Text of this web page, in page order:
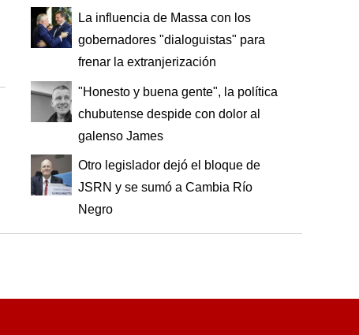
La influencia de Massa con los
gobernadores "dialoguistas" para
frenar la extranjerización
"Honesto y buena gente", la política
chubutense despide con dolor al
galenso James
Otro legislador dejó el bloque de
JSRN y se sumó a Cambia Río
Negro